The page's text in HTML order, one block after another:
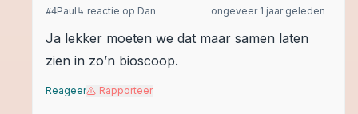
#4Paul ↳ reactie op Dan ongeveer 1 jaar geleden
Ja lekker moeten we dat maar samen laten
zien in zo’n bioscoop.
Reageer Rapporteer